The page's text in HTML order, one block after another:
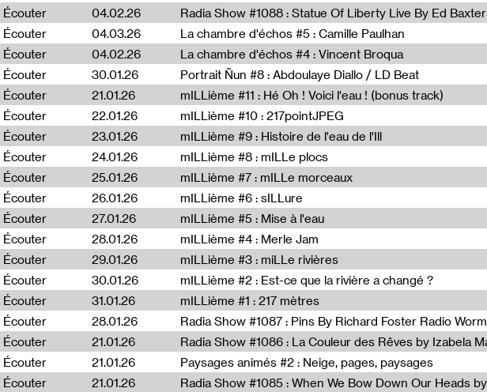
Écouter
04.02.26
Écouter
04.03.26 La chambre d'échos #5 : Camille Paulhan
Écouter
04.02.26 La chambre d'échos #4 : Vincent Broqua
Écouter
30.01.26 Portrait Ñun #8 : Abdoulaye Diallo / LD Beat
Écouter
21.01.26 mILLième #11 : Hé Oh ! Voici l'eau ! (bonus track)
Écouter
22.01.26 mILLième #10 : 217pointJPEG
Écouter
23.01.26 mILLième #9 : Histoire de l'eau de l'Ill
Écouter
24.01.26 mILLième #8 : mILLe plocs
Écouter
25.01.26 mILLième #7 : mILLe morceaux
Écouter
26.01.26 mILLième #6 : sILLure
Écouter
27.01.26 mILLième #5 : Mise à l'eau
Écouter
28.01.26 mILLième #4 : Merle Jam
Écouter
29.01.26 mILLième #3 : miLLe rivières
Écouter
30.01.26 mILLième #2 : Est-ce que la rivière a changé ?
Écouter
31.01.26 mILLième #1 : 217 mètres
Écouter
28.01.26 Radia Show #1087 : Pins By Richard Foster Radio Worm
Écouter
21.01.26
Écouter
21.01.26 Paysages animés #2 : Neige, pages, paysages
Écouter
21.01.26